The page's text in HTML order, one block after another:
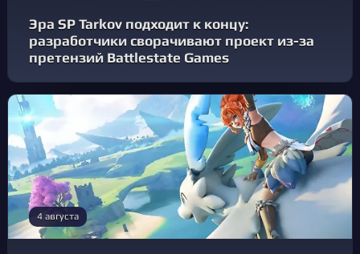
Эра SP Tarkov подходит к концу:
разработчики сворачивают проект из-за
претензий Battlestate Games
4 августа